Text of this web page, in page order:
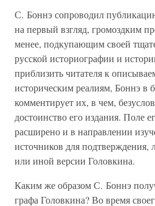
С. Боннэ сопроводил
на первый взгляд, громоздким
менее, подкупающим своей
русской историографии и
приблизить читателя к
историческим реалиям, Боннэ в
комментирует их, в чем,
достоинство его издания. Поле
расширено и в направлении
источников для
или иной версии Головкина.
Каким же образом С. Боннэ
графа Головкина? Во время